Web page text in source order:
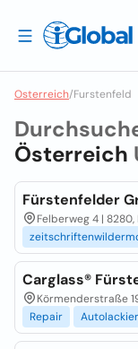
Osterreich/Furstenfeld
Österreich
Fürstenfelder
Felberweg 4 |
Carglass®
Körmenderstraße
Repair